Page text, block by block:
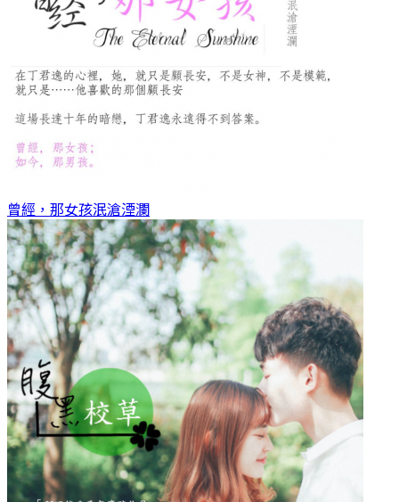
曾經，那女孩泯滄湮瀾